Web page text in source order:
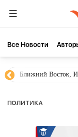
Все Новости
Ближний Восток,
ПОЛИТИКА